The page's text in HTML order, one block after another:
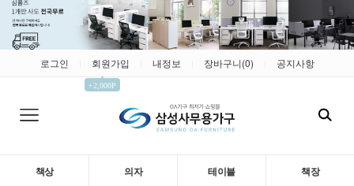
로그인 회원가입
▲
+2,000P
내정보 장바구니(0) 공지사항
책상 의자 테이블 책장